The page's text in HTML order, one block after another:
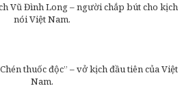
Vũ Đình Long – người chắp bút cho kịch
nói Việt Nam.
thuốc độc” – vở kịch đầu tiên của Việt
Nam.